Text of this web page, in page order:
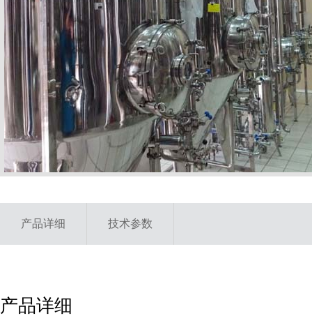
产品详细 技术参数
产品详细